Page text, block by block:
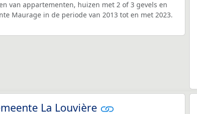
van appartementen, huizen met 2 of 3 gevels en
Maurage in de periode van 2013 tot en met 2023.
La Louvière